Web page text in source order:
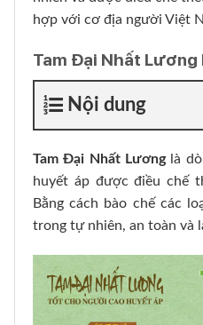
hợp với cơ địa người Việt
Tam Đại Nhất Lương
Nội dung
Tam Đại Nhất Lươnglà
huyết áp được điều chế
Bằng cách bào chế các
trong tự nhiên, an toàn và